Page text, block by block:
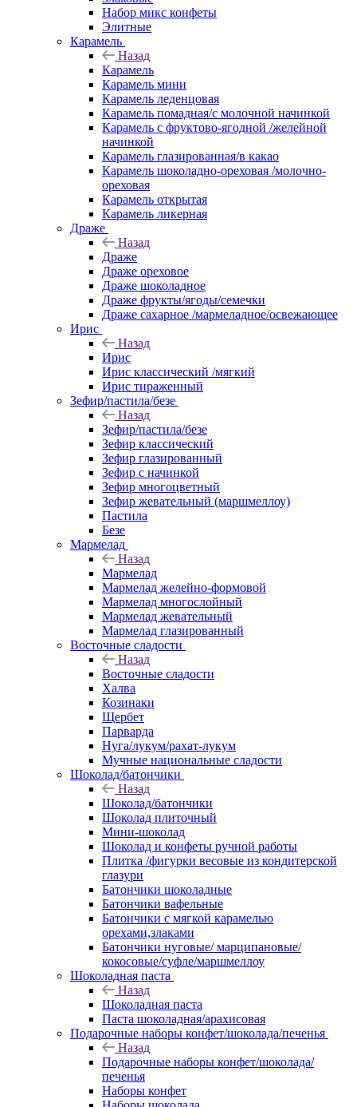
Набор микс конфеты
Элитные
Карамель
Назад
Карамель
Карамель мини
Карамель леденцовая
Карамель помадная/с молочной начинкой
Карамель с фруктово-ягодной /желейной
начинкой
Карамель глазированная/в какао
Карамель шоколадно-ореховая /молочно-
ореховая
Карамель открытая
Карамель ликерная
Драже
Назад
Драже
Драже ореховое
Драже шоколадное
Драже фрукты/ягоды/семечки
Драже сахарное /мармеладное/освежающее
Ирис
Назад
Ирис
Ирис классический /мягкий
Ирис тираженный
Зефир/пастила/безе
Назад
Зефир/пастила/безе
Зефир классический
Зефир глазированный
Зефир с начинкой
Зефир многоцветный
Зефир жевательный (маршмеллоу)
Пастила
Безе
Мармелад
Назад
Мармелад
Мармелад желейно-формовой
Мармелад многослойный
Мармелад жевательный
Мармелад глазированный
Восточные сладости
Назад
Восточные сладости
Халва
Козинаки
Щербет
Парварда
Нуга/лукум/рахат-лукум
Мучные национальные сладости
Шоколад/батончики
Назад
Шоколад/батончики
Шоколад плиточный
Мини-шоколад
Шоколад и конфеты ручной работы
Плитка /фигурки весовые из кондитерской
глазури
Батончики шоколадные
Батончики вафельные
Батончики с мягкой карамелью
орехами,злаками
Батончики нуговые/ марципановые/
кокосовые/суфле/маршмеллоу
Шоколадная паста
Назад
Шоколадная паста
Паста шоколадная/арахисовая
Подарочные наборы конфет/шоколада/печенья
Назад
Подарочные наборы конфет/шоколада/
печенья
Наборы конфет